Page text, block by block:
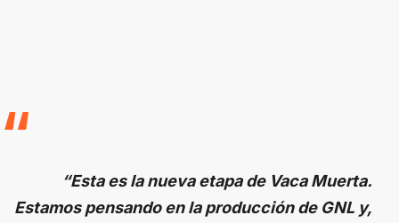
“Esta es la nueva etapa de Vaca Muerta.
Estamos pensando en la producción de GNL y,